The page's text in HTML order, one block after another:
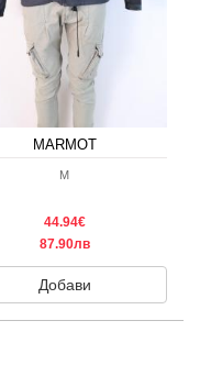
MARMOT
M
44.94€
87.90лв
Добави